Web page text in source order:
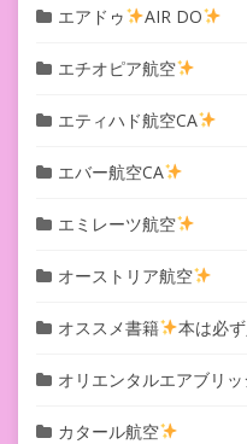
エアドゥ AIR DO
エチオピア航空
エティハド航空CA
エバー航空CA
エミレーツ航空
オーストリア航空
オススメ書籍 本は必
オリエンタルエアブリッ
カタール航空